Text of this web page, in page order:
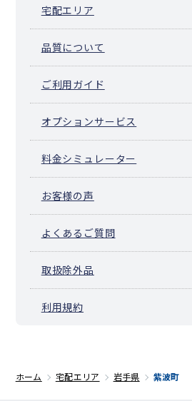
宅配エリア
品質について
ご利用ガイド
オプションサービス
料金シミュレーター
お客様の声
よくあるご質問
取扱除外品
利用規約
ホーム 宅配エリア 岩手県 紫波町